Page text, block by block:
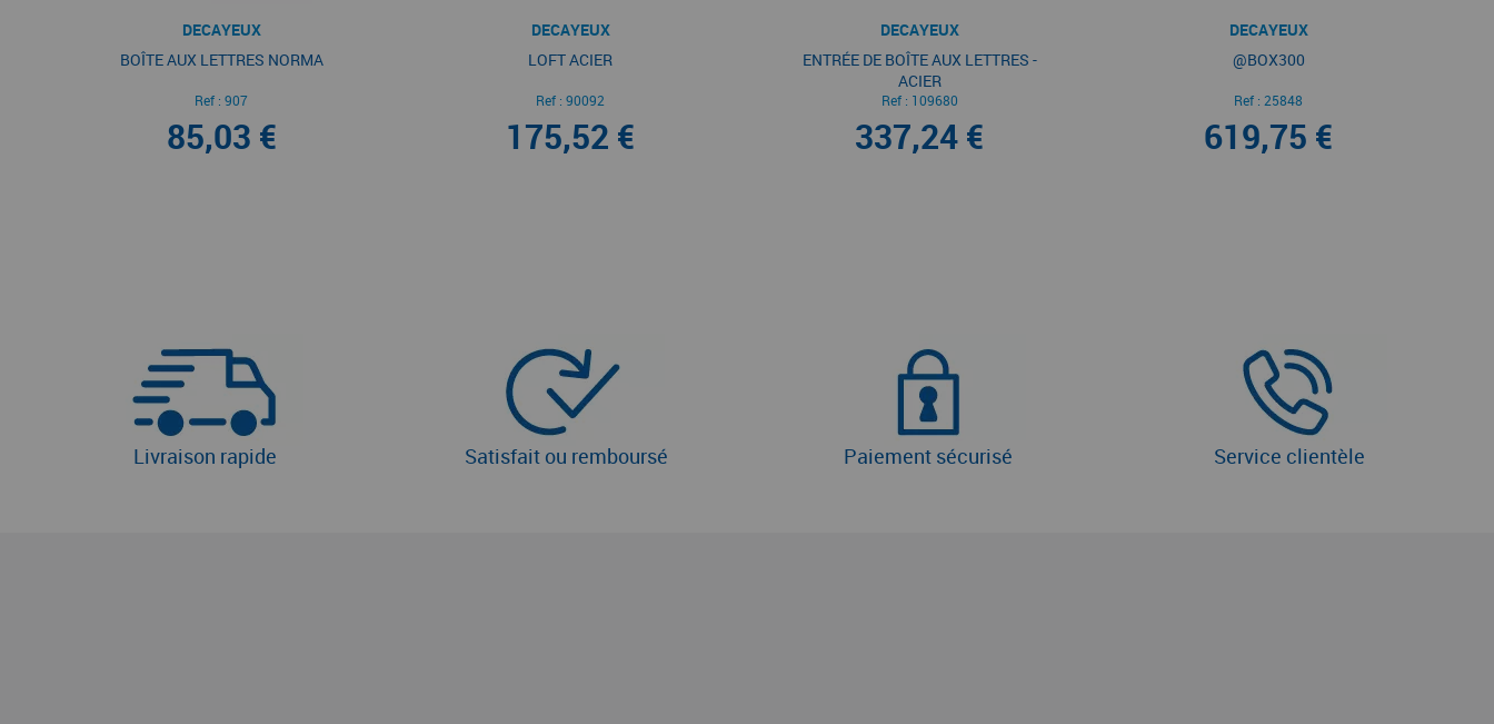
DECAYEUX
BOÎTE AUX LETTRES NORMA
Ref : 907
85,03 €
DECAYEUX
LOFT ACIER
Ref : 90092
175,52 €
DECAYEUX
ENTRÉE DE BOÎTE AUX LETTRES -
ACIER
Ref : 109680
337,24 €
DECAYEUX
@BOX300
Ref : 25848
619,75 €
Livraison rapide Satisfait ou remboursé Paiement sécurisé Service clientèle